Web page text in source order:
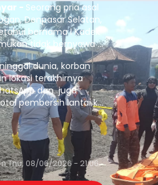
- Seorang pria asal
Denpasar Selatan,
bernama I Kadek
tidak bernyawa di
dunia, korban
lokasi terakhirnya
dan juga
pembersih lantai ke
Thu, 08/06/2026 - 21:06